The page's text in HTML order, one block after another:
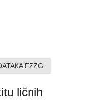
FZZG
ličnih